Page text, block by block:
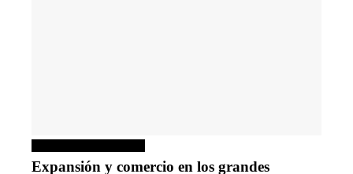
Expansión y comercio en los grandes